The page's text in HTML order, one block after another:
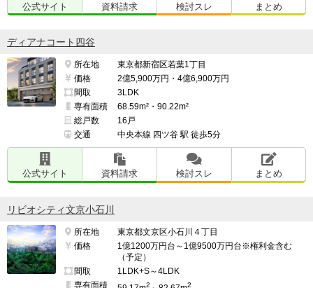
公式サイト 資料請求 検討スレ まとめ
ディアナコート四谷
所在地
東京都新宿区若葉1丁目
価格
2億5,900万円・4億6,900万円
間取
3LDK
専有面積
68.59m²・90.22m²
総戸数
16戸
交通
中央本線 四ツ谷 駅 徒歩5分
公式サイト 資料請求 検討スレ まとめ
リビオシティ文京小石川
所在地
東京都文京区小石川４丁目
価格
1億1200万円台～1億9500万円台※権利金含む
（予定）
間取
1LDK+S～4LDK
専有面積
2 2